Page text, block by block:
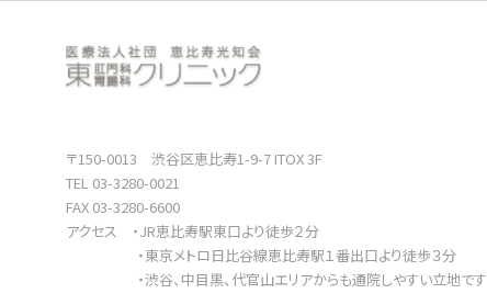
〒150-0013 渋谷区恵比寿1-9-7 ITOX 3F
TEL 03-3280-0021
FAX 03-3280-6600
アクセス ・JR恵比寿駅東口より徒歩２分
・東京メトロ日比谷線恵比寿駅１番出口より徒歩３分
・渋谷、中目黒、代官山エリアからも通院しやすい立地です